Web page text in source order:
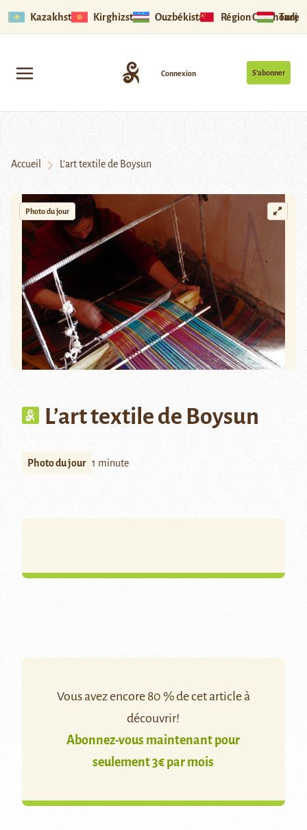
Kazakhstan Kirghizstan Ouzbékistan Région Ouïghoure
S’abonner
Connexion
Accueil L’art textile de Boysun
Photo du jour
L’art textile de Boysun
Photo du jour 1 minute
Vous avez encore 80 % de cet article à
découvrir!
Abonnez-vous maintenant pour
seulement 3€ par mois